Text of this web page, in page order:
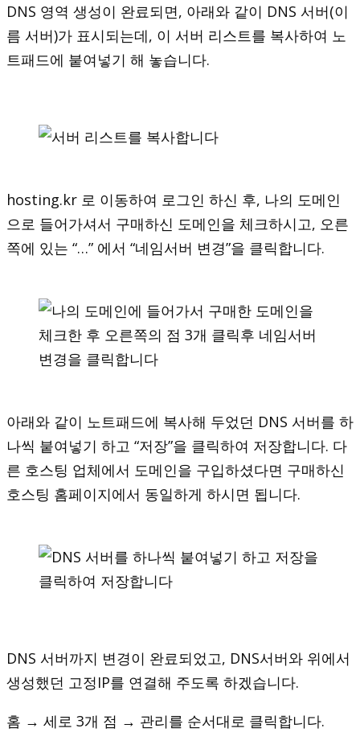
DNS 영역 생성이 완료되면, 아래와 같이 DNS 서버(이
름 서버)가 표시되는데, 이 서버 리스트를 복사하여 노
트패드에 붙여넣기 해 놓습니다.
hosting.kr 로 이동하여 로그인 하신 후, 나의 도메인
으로 들어가셔서 구매하신 도메인을 체크하시고, 오른
쪽에 있는 “…” 에서 “네임서버 변경”을 클릭합니다.
아래와 같이 노트패드에 복사해 두었던 DNS 서버를 하
나씩 붙여넣기 하고 “저장”을 클릭하여 저장합니다. 다
른 호스팅 업체에서 도메인을 구입하셨다면 구매하신
호스팅 홈페이지에서 동일하게 하시면 됩니다.
DNS 서버까지 변경이 완료되었고, DNS서버와 위에서
생성했던 고정IP를 연결해 주도록 하겠습니다.
홈 → 세로 3개 점 → 관리를 순서대로 클릭합니다.